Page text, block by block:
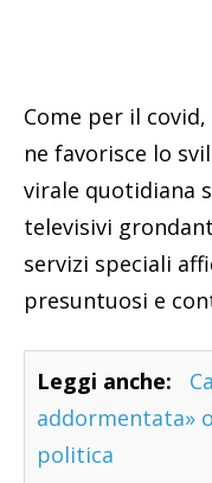
Come per il
ne favorisce lo
virale quotidiana
televisivi
servizi speciali
presuntuosi e
Leggi anche:
addormentata»
politica